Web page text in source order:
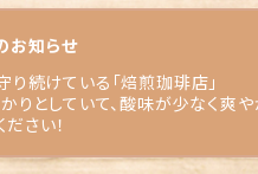
お知らせ
続けている「焙煎珈琲店」
りとしていて、酸味が少なく爽
さい！